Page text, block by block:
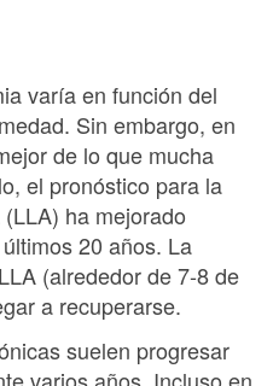
varía en función del
Sin embargo, en
de lo que mucha
el pronóstico para la
ha mejorado
20 años. La
(alrededor de 7-8 de
a recuperarse.
suelen progresar